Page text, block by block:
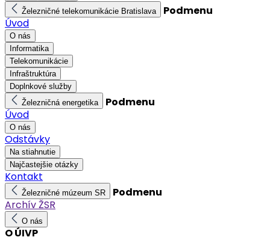
Železničné telekomunikácie Bratislava
Podmenu
Úvod
O nás
Informatika
Telekomunikácie
Infraštruktúra
Doplnkové služby
Železničná energetika
Podmenu
Úvod
O nás
Odstávky
Na stiahnutie
Najčastejšie otázky
Kontakt
Železničné múzeum SR
Podmenu
Archív ŽSR
O nás
O ÚIVP